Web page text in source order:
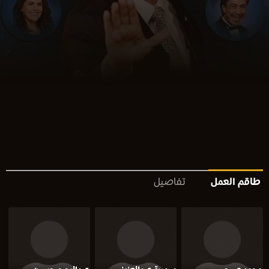
طاقم العمل تفاصيل